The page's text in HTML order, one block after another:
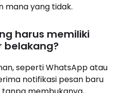
mana yang tidak.
harus memiliki
seperti WhatsApp atau
notifikasi pesan baru